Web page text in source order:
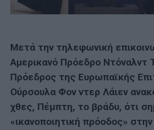
Μετά την τηλεφωνική
Αμερικανό Πρόεδρο Ντόναλντ
Πρόεδρος της Ευρωπαϊκής
Ούρσουλα Φον ντερ Λάιεν
χθες, Πέμπτη, το βράδυ, ότι
«ικανοποιητική πρόοδος»